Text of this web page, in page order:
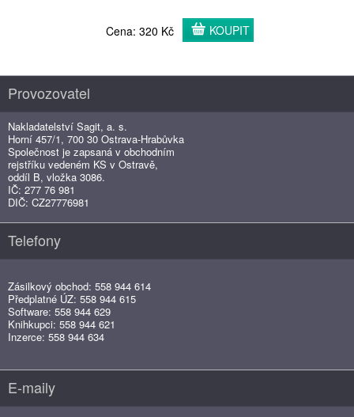
Cena: 320 Kč KOUPIT
Provozovatel
Nakladatelství Sagit, a. s.
Horní 457/1, 700 30 Ostrava-Hrabůvka
Společnost je zapsaná v obchodním
rejstříku vedeném KS v Ostravě,
oddíl B, vložka 3086.
IČ: 277 76 981
DIČ: CZ27776981
Telefony
Zásilkový obchod: 558 944 614
Předplatné ÚZ: 558 944 615
Software: 558 944 629
Knihkupci: 558 944 621
Inzerce: 558 944 634
E-maily